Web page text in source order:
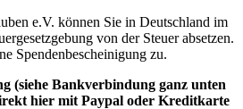
e.V. können Sie in Deutschland im
von der Steuer absetzen.
Spendenbescheinigung zu.
(siehe Bankverbindung ganz unten
hier mit Paypal oder Kreditkarte